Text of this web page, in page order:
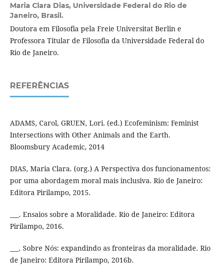
Maria Clara Dias, Universidade Federal do Rio de
Janeiro, Brasil.
Doutora em Filosofia pela Freie Universitat Berlin e
Professora Titular de Filosofia da Universidade Federal do
Rio de Janeiro.
REFERÊNCIAS
ADAMS, Carol, GRUEN, Lori. (ed.) Ecofeminism: Feminist
Intersections with Other Animals and the Earth.
Bloomsbury Academic, 2014
DIAS, Maria Clara. (org.) A Perspectiva dos funcionamentos:
por uma abordagem moral mais inclusiva. Rio de Janeiro:
Editora Pirilampo, 2015.
___. Ensaios sobre a Moralidade. Rio de Janeiro: Editora
Pirilampo, 2016.
___. Sobre Nós: expandindo as fronteiras da moralidade. Rio
de Janeiro: Editora Pirilampo, 2016b.